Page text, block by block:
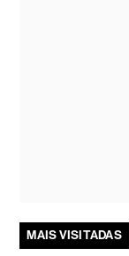
MAIS VISITADAS